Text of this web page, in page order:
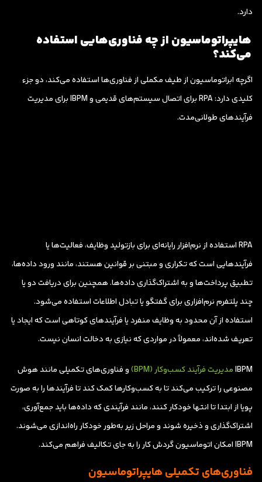
دارد.
هایپراتوماسیون از چه فناوری‌هایی استفاده
می‌کند؟
اگرچه ابراتوماسیون از طیف مکملی از فناوری‌ها استفاده می‌کند، دو جزء
کلیدی دارد: RPA برای اتصال سیستم‌های قدیمی و IBPM برای مدیریت
فرآیندهای طولانی‌مدت.
RPA استفاده از نرم‌افزار رایانه‌ای برای بازتولید وظایف، فعالیت‌ها یا
فرآیندهایی است که تکراری و مبتنی بر قوانین هستند، مانند ورود داده‌ها،
تطبیق پرداخت‌ها و به اشتراک‌گذاری داده‌ها. همچنین برای دریافت دو یا
چند پلتفرم نرم‌افزاری برای گفتگو یا تبادل اطلاعات استفاده می‌شود.
استفاده از آن محدود به وظایف منفرد یا فرآیندهای کوتاهی است که ایجاد یا
تعریف شده‌اند، معمولاً در مواردی که نیازی به دخالت انسان نیست.
IBPMمدیریت فرآیند کسب‌وکار (BPM)
و فناوری‌های تکمیلی مانند هوش
مصنوعی را ترکیب می‌کند تا به کسب‌وکارها کمک کند تا فرآیندها را به‌ صورت
پویا از ابتدا تا انتها خودکار کنند، مانند فرآیندی که داده‌ها باید جمع‌آوری،
اشتراک‌گذاری و ذخیره شوند و مراحل زیر به‌طور خودکار راه‌اندازی می‌شوند.
IBPM امکان اتوماسیون گردش کار را به جای تکالیف فراهم می‌کند.
فناوری‌های تکمیلی هایپراتوماسیون